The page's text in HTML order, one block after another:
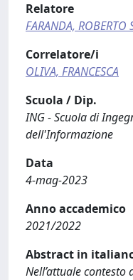
Relatore
FARANDA, ROBERTO
Correlatore/i
OLIVA, FRANCESCA
Scuola / Dip.
ING - Scuola di
dell'Informazione
Data
4-mag-2023
Anno accademico
2021/2022
Abstract in
Nell’attuale contesto